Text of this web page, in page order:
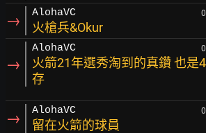
→ AlohaVC
火槍兵&Okur
→
AlohaVC
火箭21年選秀淘到的真鑽 也是
存
→ AlohaVC
留在火箭的球員